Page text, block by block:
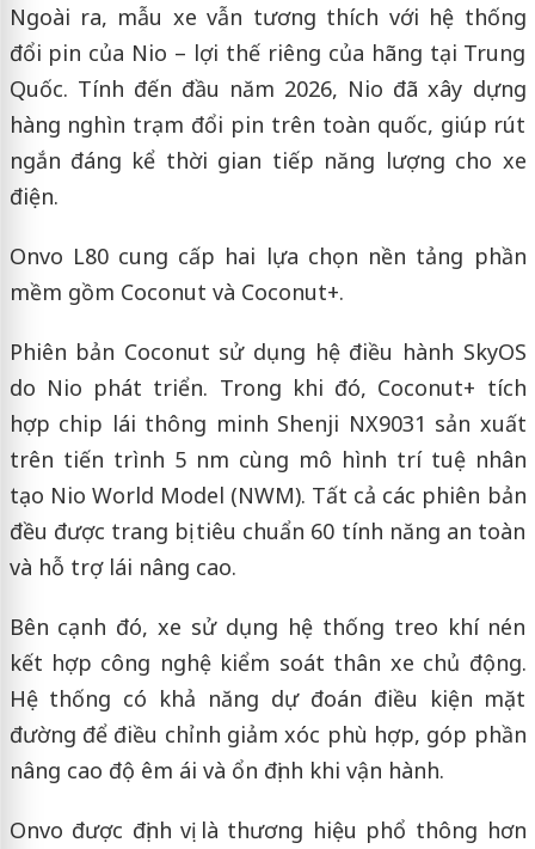
Ngoài ra, mẫu xe vẫn tương thích với hệ thống
đổi pin của Nio – lợi thế riêng của hãng tại Trung
Quốc. Tính đến đầu năm 2026, Nio đã xây dựng
hàng nghìn trạm đổi pin trên toàn quốc, giúp rút
ngắn đáng kể thời gian tiếp năng lượng cho xe
điện.
Onvo L80 cung cấp hai lựa chọn nền tảng phần
mềm gồm Coconut và Coconut+.
Phiên bản Coconut sử dụng hệ điều hành SkyOS
do Nio phát triển. Trong khi đó, Coconut+ tích
hợp chip lái thông minh Shenji NX9031 sản xuất
trên tiến trình 5 nm cùng mô hình trí tuệ nhân
tạo Nio World Model (NWM). Tất cả các phiên bản
đều được trang bị tiêu chuẩn 60 tính năng an toàn
và hỗ trợ lái nâng cao.
Bên cạnh đó, xe sử dụng hệ thống treo khí nén
kết hợp công nghệ kiểm soát thân xe chủ động.
Hệ thống có khả năng dự đoán điều kiện mặt
đường để điều chỉnh giảm xóc phù hợp, góp phần
nâng cao độ êm ái và ổn định khi vận hành.
Onvo được định vị là thương hiệu phổ thông hơn